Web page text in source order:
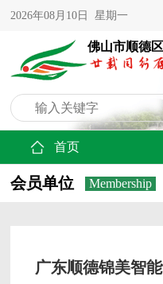
2026年08月10日 星期一
佛山市顺德
首页
会员单位 Membership
广东顺德锦美智